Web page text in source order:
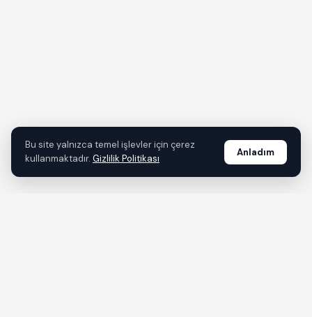
Bu site yalnızca temel işlevler için çerez
kullanmaktadır. Gizlilik Politikası
Anladım